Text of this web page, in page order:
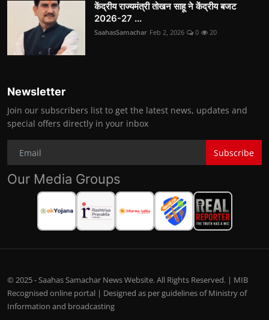
केंद्रीय राज्यमंत्री तोखन साहू ने केंद्रीय बजट
2026-27 ...
SaahasSamachar Feb 2, 2026 0 20
Newsletter
Join our subscribers list to get the latest news, updates and
special offers directly in your inbox
Subscribe
Our Media Groups
© 2025 - Saahas Samachar News Website. All Rights Reserved. | MIB
Recognised online portal | Designed as per guidelines of Ministry of
Information and broadcasting